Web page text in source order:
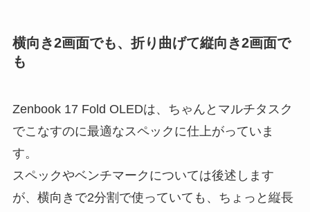
横向き2画面でも、折り曲げて縦向き2画面で
も
Zenbook 17 Fold OLEDは、ちゃんとマルチタスク
でこなすのに最適なスペックに仕上がっていま
す。
スペックやベンチマークについては後述します
が、横向きで2分割で使っていても、ちょっと縦長